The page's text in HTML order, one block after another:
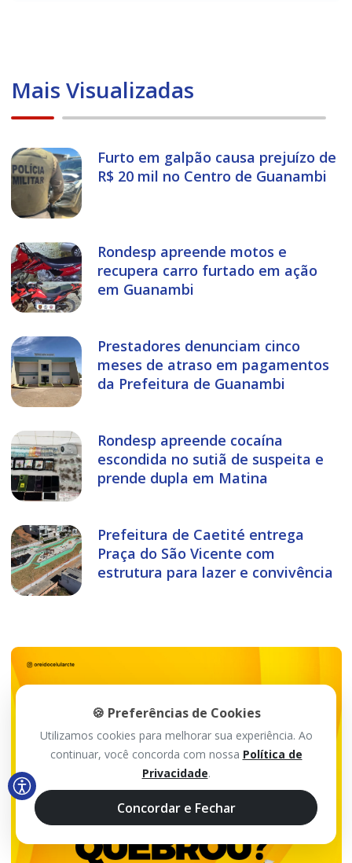
Mais Visualizadas
Furto em galpão causa prejuízo de
R$ 20 mil no Centro de Guanambi
Rondesp apreende motos e
recupera carro furtado em ação
em Guanambi
Prestadores denunciam cinco
meses de atraso em pagamentos
da Prefeitura de Guanambi
Rondesp apreende cocaína
escondida no sutiã de suspeita e
prende dupla em Matina
Prefeitura de Caetité entrega
Praça do São Vicente com
estrutura para lazer e convivência
🍪 Preferências de Cookies
Utilizamos cookies para melhorar sua experiência. Ao
continuar, você concorda com nossa Política de
Privacidade.
Concordar e Fechar